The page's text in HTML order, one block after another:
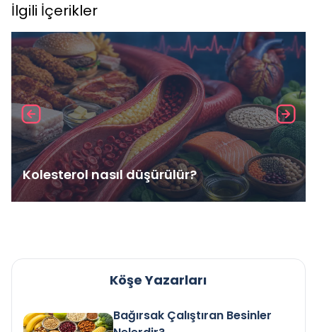
İlgili İçerikler
Kolesterol nasıl düşürülür?
Köşe Yazarları
Bağırsak Çalıştıran Besinler